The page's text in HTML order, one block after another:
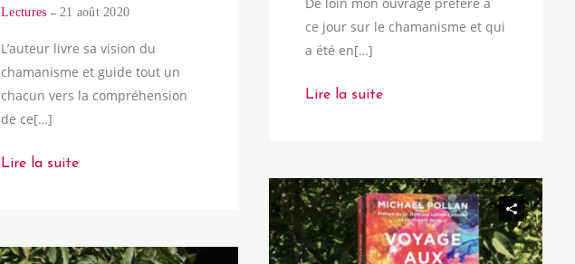
De loin mon ouvrage préféré à
ce jour sur le chamanisme et qui
a été en[…]
Lire la suite
Lectures 21 août 2020
L’auteur livre sa vision du
chamanisme et guide tout un
chacun vers la compréhension
de ce[…]
Lire la suite